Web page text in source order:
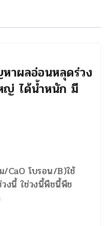
าผลอ่อนหลุดร่วง
ญ่ ได้น้ำหนัก มี
/CaO โบรอน/B)ใช้
วงนี้ ใช่วงนี้พืชนี้พืช